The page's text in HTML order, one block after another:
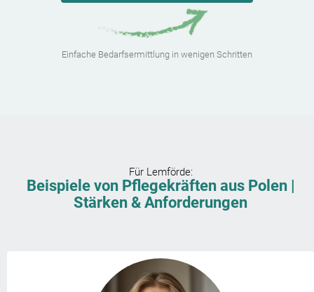
Einfache Bedarfsermittlung in wenigen Schritten
Für Lemförde:
Beispiele von Pflegekräften aus Polen |
Stärken & Anforderungen